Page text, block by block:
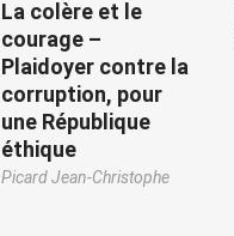
La colère et le
courage –
Plaidoyer contre la
corruption, pour
une République
éthique
Picard Jean-Christophe